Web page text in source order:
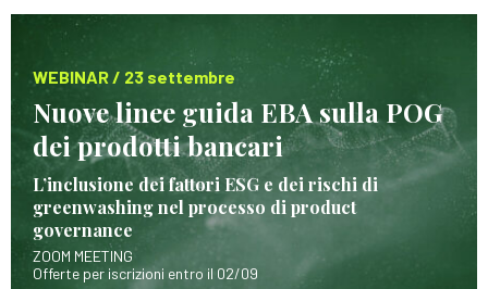
WEBINAR / 23 settembre
Nuove linee guida EBA sulla POG
dei prodotti bancari
L’inclusione dei fattori ESG e dei rischi di
greenwashing nel processo di product
governance
ZOOM MEETING
Offerte per iscrizioni entro il 02/09